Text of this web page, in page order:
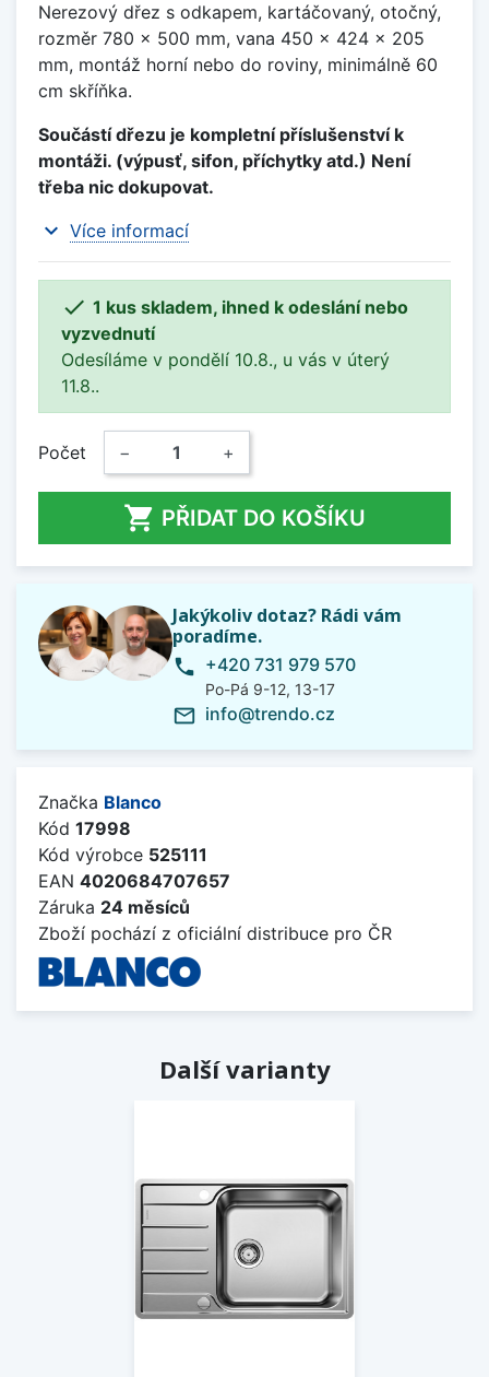
Nerezový dřez s odkapem, kartáčovaný, otočný,
rozměr 780 x 500 mm, vana 450 x 424 x 205
mm, montáž horní nebo do roviny, minimálně 60
cm skříňka.
Součástí dřezu je kompletní příslušenství k
montáži. (výpusť, sifon, příchytky atd.) Není
třeba nic dokupovat.
expand_more Více informací
 1 kus skladem, ihned k odeslání nebo
vyzvednutí
Odesíláme v pondělí 10.8., u vás v úterý
11.8..
Počet − +
 PŘIDAT DO KOŠÍKU
Jakýkoliv dotaz? Rádi vám
poradíme.
phone +420 731 979 570
Po-Pá 9-12, 13-17
mail_outline info@trendo.cz
Značka Blanco
Kód 17998
Kód výrobce 525111
EAN 4020684707657
Záruka 24 měsíců
Zboží pochází z oficiální distribuce pro ČR
Další varianty